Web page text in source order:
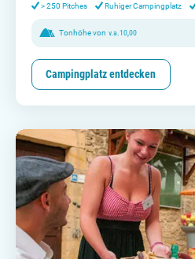
> 250 Pitches Ruhiger Campingplatz
Tonhöhe von v.a.10,00
Campingplatz entdecken